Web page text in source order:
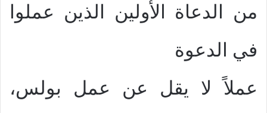
من الدعاة الأولين الذين عملوا
في الدعوة
عملاً لا يقل عن عمل بولس،